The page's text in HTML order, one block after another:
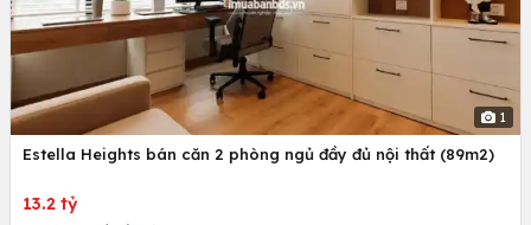
1
Estella Heights bán căn 2 phòng ngủ đầy đủ nội thất (89m2)
13.2 tỷ